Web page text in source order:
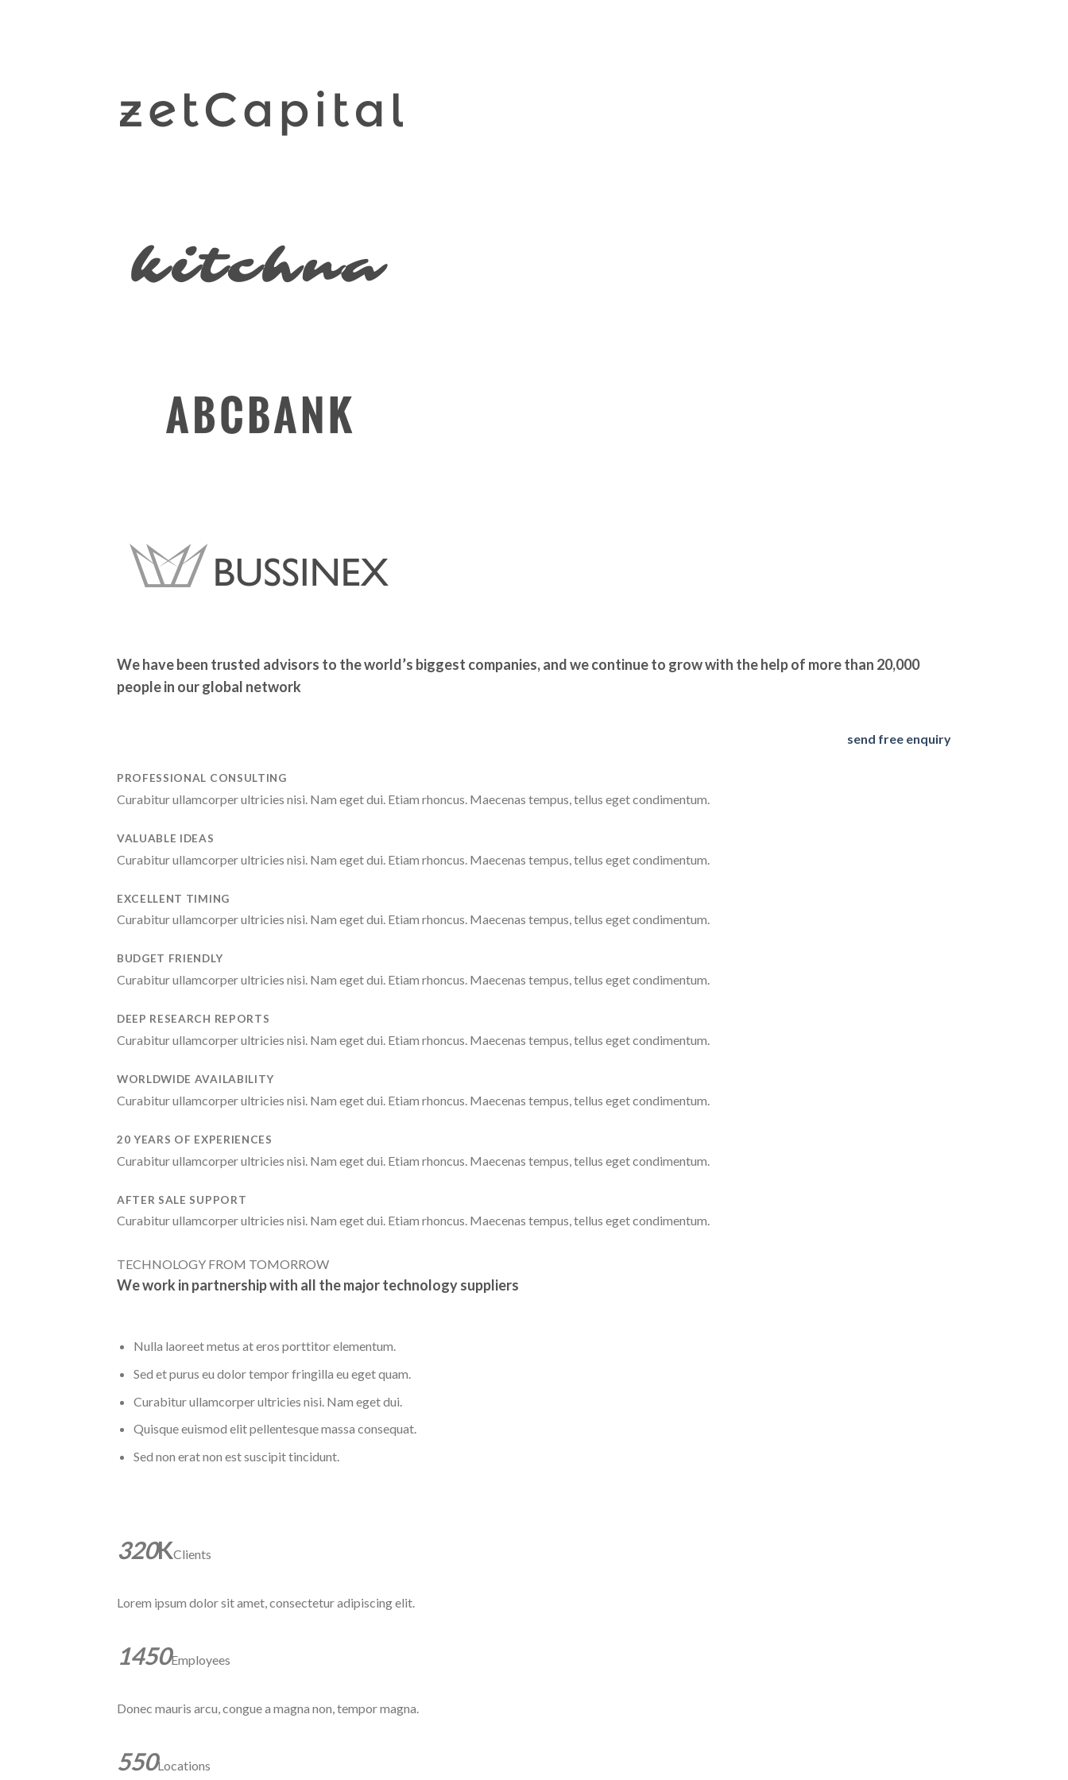
We have been trusted advisors to the world’s biggest companies, and we continue to grow with the help of more than 20,000
peoplein our global network
send free enquiry
PROFESSIONAL CONSULTING
Curabitur ullamcorper ultricies nisi. Nam eget dui. Etiam rhoncus. Maecenas tempus, tellus eget condimentum.
VALUABLE IDEAS
Curabitur ullamcorper ultricies nisi. Nam eget dui. Etiam rhoncus. Maecenas tempus, tellus eget condimentum.
EXCELLENT TIMING
Curabitur ullamcorper ultricies nisi. Nam eget dui. Etiam rhoncus. Maecenas tempus, tellus eget condimentum.
BUDGET FRIENDLY
Curabitur ullamcorper ultricies nisi. Nam eget dui. Etiam rhoncus. Maecenas tempus, tellus eget condimentum.
DEEP RESEARCH REPORTS
Curabitur ullamcorper ultricies nisi. Nam eget dui. Etiam rhoncus. Maecenas tempus, tellus eget condimentum.
WORLDWIDE AVAILABILITY
Curabitur ullamcorper ultricies nisi. Nam eget dui. Etiam rhoncus. Maecenas tempus, tellus eget condimentum.
20 YEARS OF EXPERIENCES
Curabitur ullamcorper ultricies nisi. Nam eget dui. Etiam rhoncus. Maecenas tempus, tellus eget condimentum.
AFTER SALE SUPPORT
Curabitur ullamcorper ultricies nisi. Nam eget dui. Etiam rhoncus. Maecenas tempus, tellus eget condimentum.
TECHNOLOGY FROM TOMORROW
We work in partnership with all the major technology suppliers
Nulla laoreet metus at eros porttitor elementum.
Sed et purus eu dolor tempor fringilla eu eget quam.
Curabitur ullamcorper ultricies nisi. Nam eget dui.
Quisque euismod elit pellentesque massa consequat.
Sed non erat non est suscipit tincidunt.
320KClients
Lorem ipsum dolor sit amet, consectetur adipiscing elit.
1450Employees
Donec mauris arcu, congue a magna non, tempor magna.
550Locations